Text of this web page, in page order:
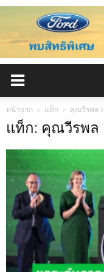
หน้าแรก แท็ก คุณวีรพล
แท็ก: คุณวีรพล